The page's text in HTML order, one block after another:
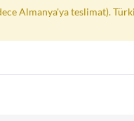
Almanya'ya teslimat).